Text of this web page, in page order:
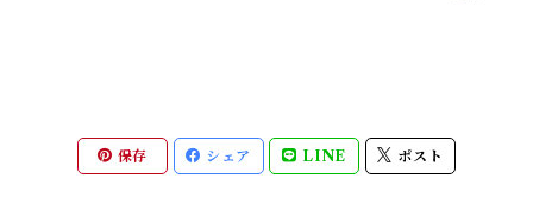
保存 シェア LINE ポスト